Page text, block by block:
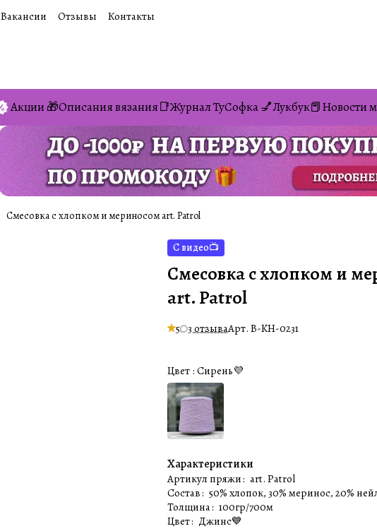
Вакансии Отзывы Контакты
Акции 🎁Описания вязания📑Журнал ТуСофка 💅Лукбук📕Новости
Cмесовка с хлопком и мериносом art. Patrol
С видео📺
Cмесовка с хлопком и
art. Patrol
5 3 отзываАрт.B-KH-0231
Цвет :Сирень💜
Характеристики
Артикул пряжи: art. Patrol
Состав: 50% хлопок, 30% меринос, 20%
Толщина: 100гр/700м
Цвет: Джинс💙